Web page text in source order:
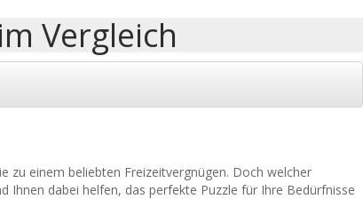
Vergleich
zu einem beliebten Freizeitvergnügen. Doch welcher
Ihnen dabei helfen, das perfekte Puzzle für Ihre Bedürfnisse